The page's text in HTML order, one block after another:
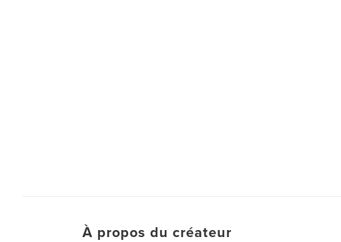
À propos du créateur